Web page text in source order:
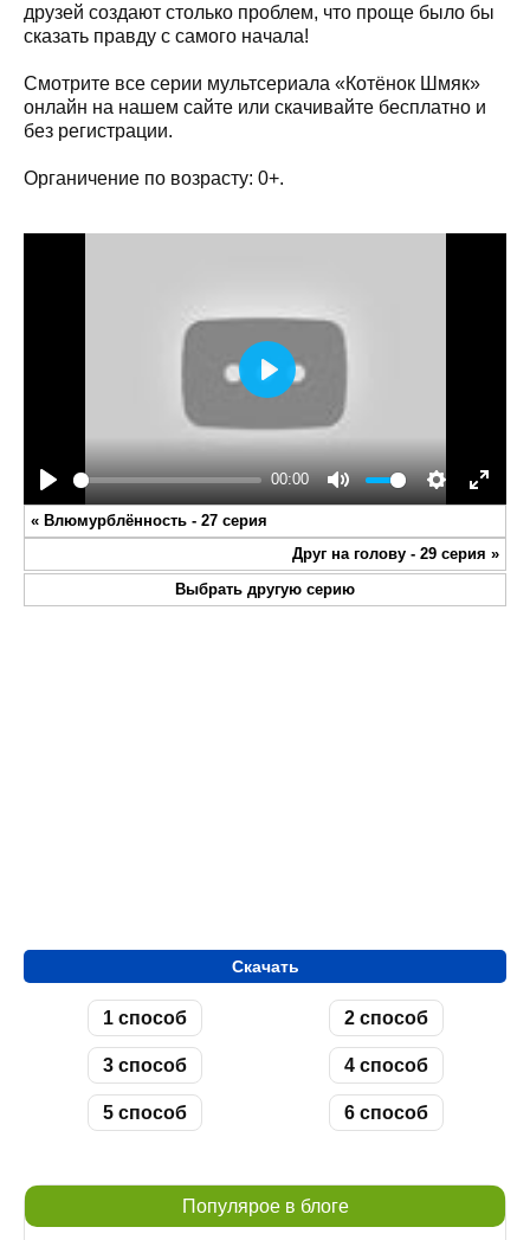
друзей создают столько проблем, что проще было бы
сказать правду с самого начала!
Смотрите все серии мультсериала «Котёнок Шмяк»
онлайн на нашем сайте или скачивайте бесплатно и
без регистрации.
Органичение по возрасту: 0+.
Play
00:00
Mute Settings
Enter
Play
« Влюмурблённость - 27 серия
Друг на голову - 29 серия »
Выбрать другую серию
Скачать
1 способ 2 способ
3 способ 4 способ
5 способ 6 способ
Популярое в блоге